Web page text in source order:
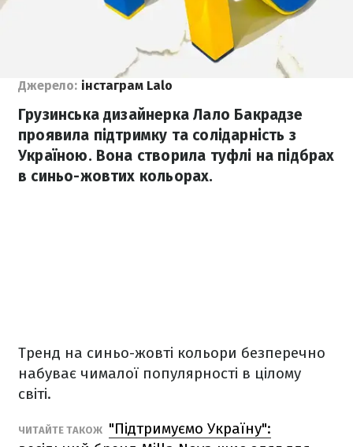
Джерело: інстаграм Lalo
Грузинська дизайнерка Лало Бакрадзе
проявила підтримку та солідарність з
Україною. Вона створила туфлі на підбрах
в синьо-жовтих кольорах.
Тренд на синьо-жовті кольори безперечно
набуває чималої популярності в цілому
світі.
ЧИТАЙТЕ ТАКОЖ "Підтримуємо Україну":